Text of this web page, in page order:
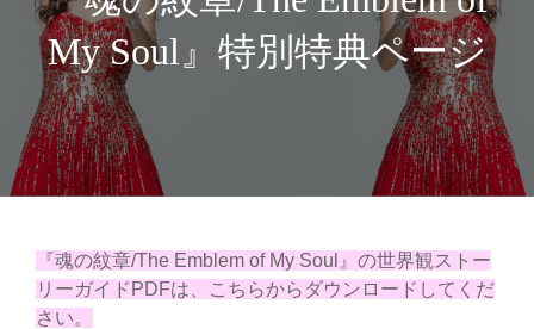
My Soul』特別特典ページ
『魂の紋章/The Emblem of My Soul』の世界観ストー
リーガイドPDFは、こちらからダウンロードしてくだ
さい。